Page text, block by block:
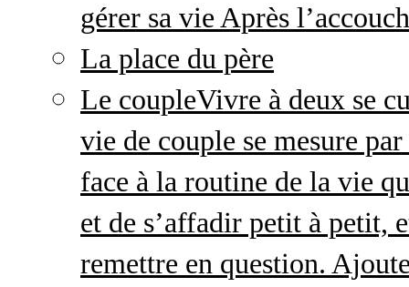
gérer sa vie Après
La place du père
Le coupleVivre à deux se
vie de couple se mesure
face à la routine de la vie
et de s’affadir petit à petit,
remettre en question.